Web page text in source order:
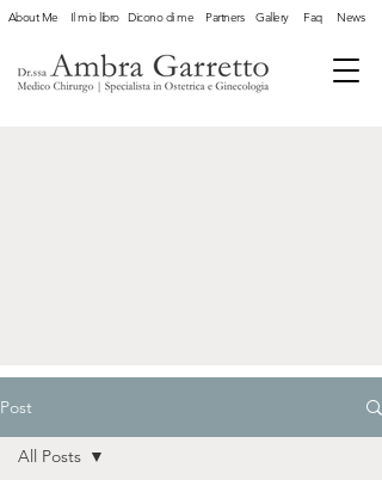
About Me Il mio libro Dicono di me Partners Gallery Faq News
Post
All Posts